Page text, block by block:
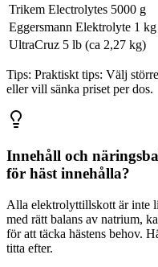
Trikem Electrolytes 5000 g
Eggersmann Elektrolyte 1 kg
UltraCruz 5 lb (ca 2,27 kg)
Tips: Praktiskt tips: Välj
eller vill sänka priset per dos.
Innehåll och
för häst innehålla?
Alla elektrolyttillskott är inte
med rätt balans av natrium,
för att täcka hästens behov.
titta efter.